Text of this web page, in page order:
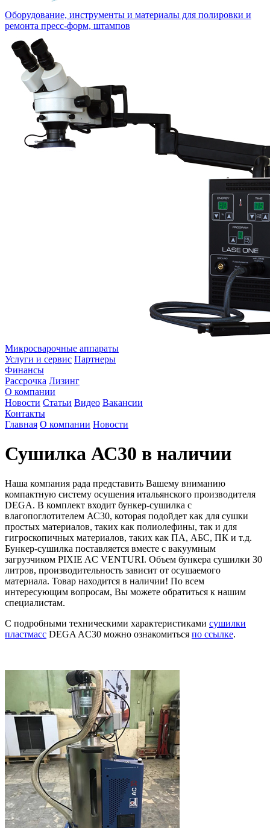
Оборудование, инструменты и материалы для полировки и
ремонта пресс-форм, штампов
Микросварочные аппараты
Услуги и сервис Партнеры
Финансы
Рассрочка Лизинг
О компании
Новости Статьи Видео Вакансии
Контакты
Главная О компании Новости
Сушилка АС30 в наличии
Наша компания рада представить Вашему вниманию
компактную систему осушения итальянского производителя
DEGA. В комплект входит бункер-сушилка с
влагопоглотителем АС30, которая подойдет как для сушки
простых материалов, таких как полиолефины, так и для
гигроскопичных материалов, таких как ПА, АБС, ПК и т.д.
Бункер-сушилка поставляется вместе с вакуумным
загрузчиком PIXIE AC VENTURI. Объем бункера сушилки 30
литров, производительность зависит от осушаемого
материала. Товар находится в наличии! По всем
интересующим вопросам, Вы можете обратиться к нашим
специалистам.
С подробными техническими характеристиками сушилки
пластмасс DEGA AC30 можно ознакомиться по ссылке.